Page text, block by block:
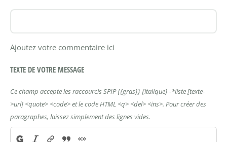
Ajoutez votre commentaire ici
TEXTE DE VOTRE MESSAGE
Ce champ accepte les raccourcis SPIP{{gras}}{italique}-*liste[texte-
>url] <quote> <code>et le code HTML <q> <del> <ins>. Pour créer des
paragraphes, laissez simplement des lignes vides.